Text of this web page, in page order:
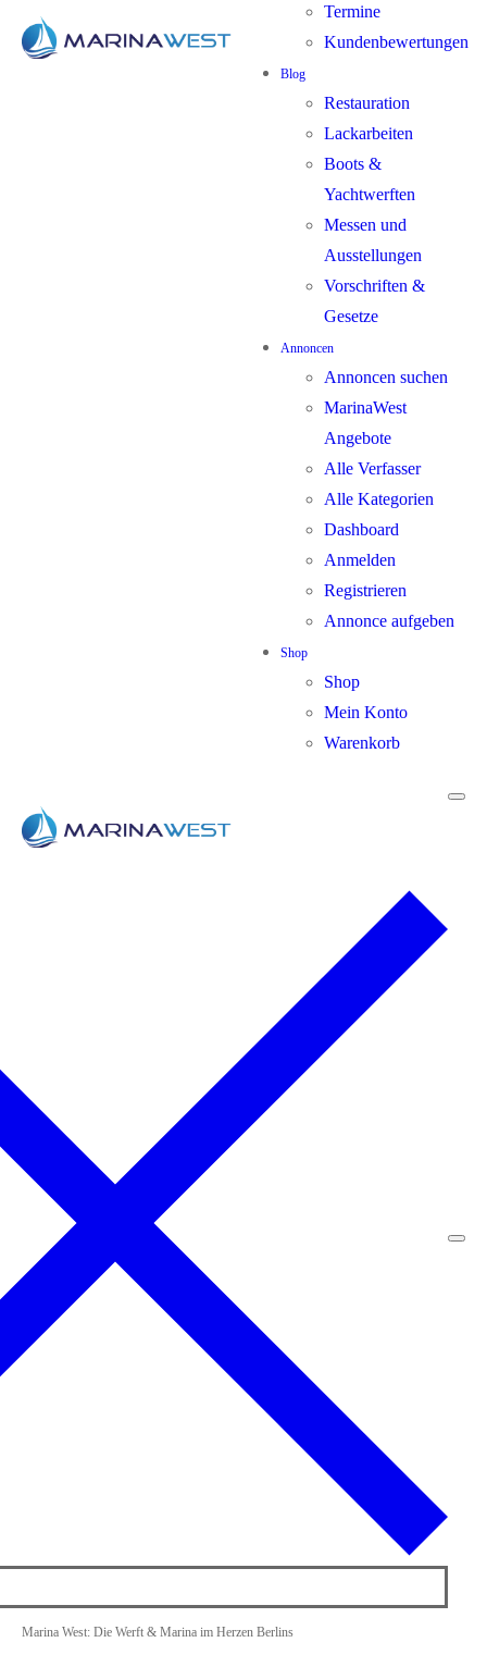
Termine
Kundenbewertungen
Blog
Restauration
Lackarbeiten
Boots &
Yachtwerften
Messen und
Ausstellungen
Vorschriften &
Gesetze
Annoncen
Annoncen suchen
MarinaWest
Angebote
Alle Verfasser
Alle Kategorien
Dashboard
Anmelden
Registrieren
Annonce aufgeben
Shop
Shop
Mein Konto
Warenkorb
Marina West: Die Werft & Marina im Herzen Berlins